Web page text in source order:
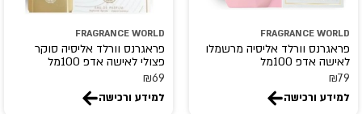
FRAGRANCE WORLD
פראגרנס וורלד אליסיה מרשמלו
לאישה אדפ 100מל
₪79
למידע ורכישה
FRAGRANCE WORLD
פראגרנס וורלד אליסיה סוקר
פצולי לאישה אדפ 100מל
₪69
למידע ורכישה